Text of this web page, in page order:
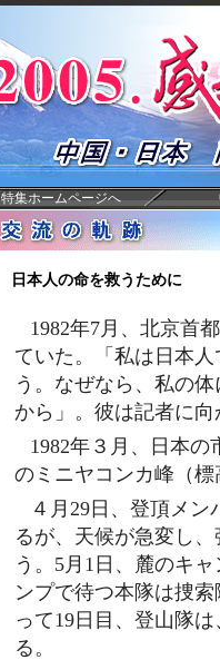
特集ホームページへ
日本人の命を救うために
1982年7月、北京首
ていた。「私は日本
う。なぜなら、私の
から」。彼は記者に
1982年３月、日本
のミニヤコンカ峰（
４月29日、登頂メ
るが、天候が急変し
う。5月1日、麓のキ
ンプで待つ本隊は捜
って19日目、登山隊
る。